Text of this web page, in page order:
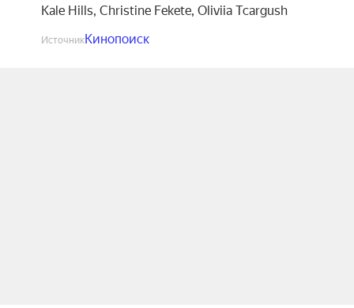
Kale Hills, Christine Fekete, Oliviia Tcargush
ИсточникКинопоиск